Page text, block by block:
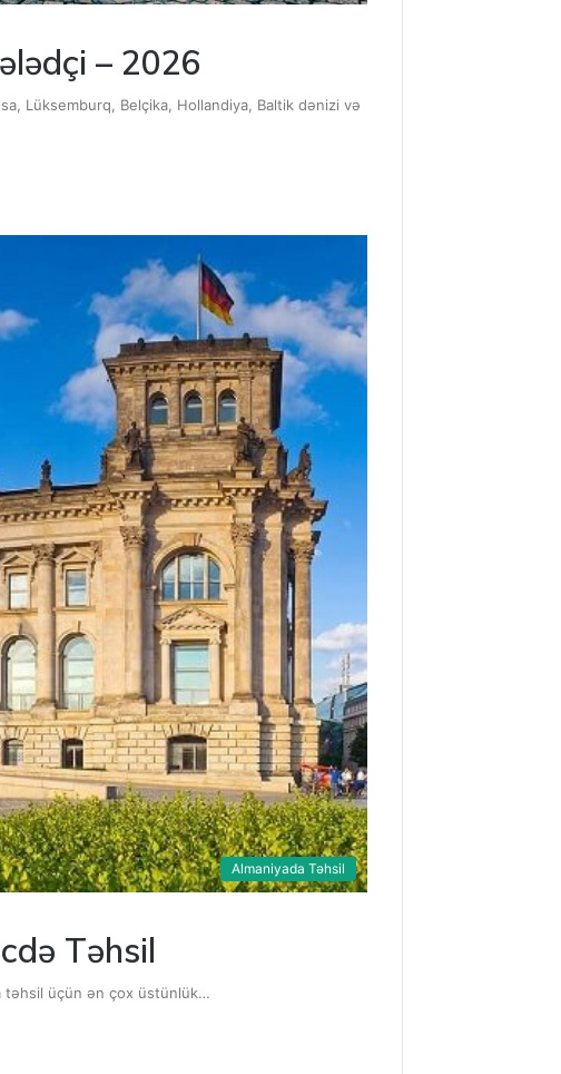
– 2026
Lüksemburq, Belçika, Hollandiya, Baltik dənizi və
Almaniyada Təhsil
Təhsil
təhsil üçün ən çox üstünlük…